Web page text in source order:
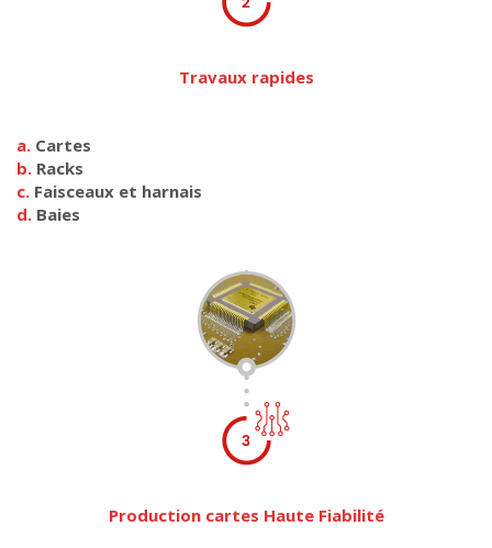
Travaux rapides
a. Cartes
b. Racks
c. Faisceaux et harnais
d. Baies
Production cartes Haute Fiabilité